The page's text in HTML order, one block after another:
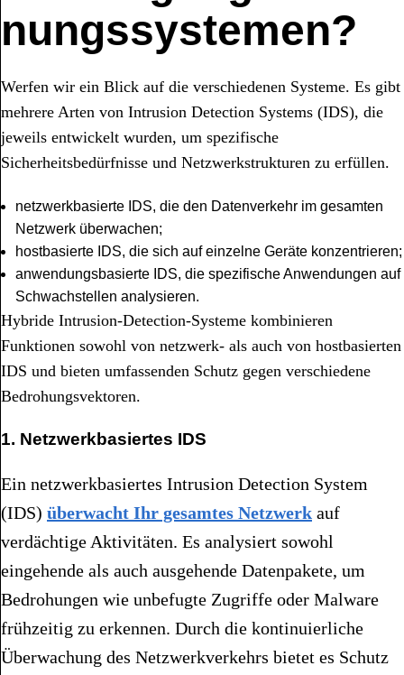
nungssystemen?
Werfen wir ein Blick auf die verschiedenen Systeme. Es gibt
mehrere Arten von Intrusion Detection Systems (IDS), die
jeweils entwickelt wurden, um spezifische
Sicherheitsbedürfnisse und Netzwerkstrukturen zu erfüllen.
netzwerkbasierte IDS, die den Datenverkehr im gesamten
Netzwerk überwachen;
hostbasierte IDS, die sich auf einzelne Geräte konzentrieren;
anwendungsbasierte IDS, die spezifische Anwendungen auf
Schwachstellen analysieren.
Hybride Intrusion-Detection-Systeme kombinieren
Funktionen sowohl von netzwerk- als auch von hostbasierten
IDS und bieten umfassenden Schutz gegen verschiedene
Bedrohungsvektoren.
1. Netzwerkbasiertes IDS
Ein netzwerkbasiertes Intrusion Detection System
(IDS) überwacht Ihr gesamtes Netzwerk auf
verdächtige Aktivitäten. Es analysiert sowohl
eingehende als auch ausgehende Datenpakete, um
Bedrohungen wie unbefugte Zugriffe oder Malware
frühzeitig zu erkennen. Durch die kontinuierliche
Überwachung des Netzwerkverkehrs bietet es Schutz